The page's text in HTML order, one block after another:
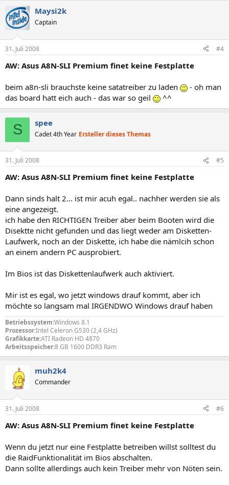
Maysi2k
Captain
31. Juli 2008 #4
AW: Asus A8N-SLI Premium finet keine Festplatte
beim a8n-sli brauchste keine satatreiber zu laden
- oh man
das board hatt eich auch - das war so geil
^^
S spee
Cadet 4th Year Ersteller dieses Themas
31. Juli 2008 #5
AW: Asus A8N-SLI Premium finet keine Festplatte
Dann sinds halt 2... ist mir acuh egal.. nachher werden sie als
eine angezeigt.
ich habe den RICHTIGEN Treiber aber beim Booten wird die
Disektte nicht gefunden und das liegt weder am Disketten-
Laufwerk, noch an der Diskette, ich habe die nämlcih schon
an einem andern PC ausprobiert.
Im Bios ist das Diskettenlaufwerk auch aktiviert.
Mir ist es egal, wo jetzt windows drauf kommt, aber ich
möchte so langsam mal IRGENDWO Windows drauf haben
Betriebssystem:Windows 8.1
Prozessor:Intel Celeron G530 (2,4 GHz)
Grafikkarte:ATI Radeon HD 4870
Arbeitsspeicher:8 GB 1600 DDR3 Ram
muh2k4
Commander
31. Juli 2008 #6
AW: Asus A8N-SLI Premium finet keine Festplatte
Wenn du jetzt nur eine Festplatte betreiben willst solltest du
die RaidFunktionalität im Bios abschalten.
Dann sollte allerdings auch kein Treiber mehr von Nöten sein.